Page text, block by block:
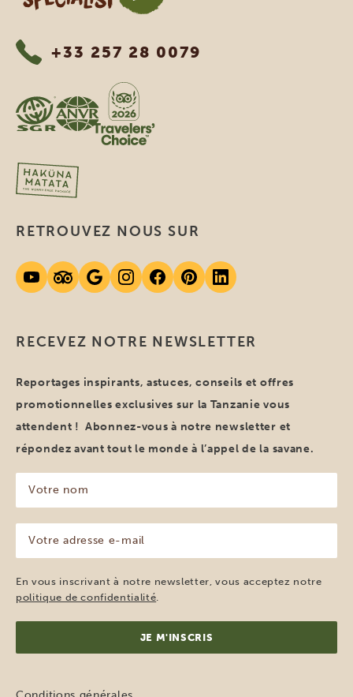
+33 257 28 0079
RECEVEZ NOTRE NEWSLETTER
Reportages inspirants, astuces, conseils et offres
promotionnelles exclusives sur la Tanzanie vous
attendent ! Abonnez-vous à notre newsletter et
répondez avant tout le monde à l’appel de la savane.
nom
(Nécessaire)
adresse
e-
mail
(Nécessaire)
En vous inscrivant à notre newsletter, vous acceptez notre
politique de confidentialité.
RETROUVEZ NOUS SUR